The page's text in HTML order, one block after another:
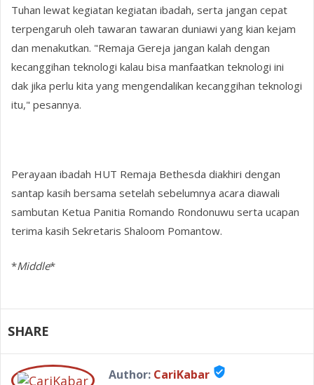
Tuhan lewat kegiatan kegiatan ibadah, serta jangan cepat
terpengaruh oleh tawaran tawaran duniawi yang kian kejam
dan menakutkan. "Remaja Gereja jangan kalah dengan
kecanggihan teknologi kalau bisa manfaatkan teknologi ini
dak jika perlu kita yang mengendalikan kecanggihan teknologi
itu," pesannya.
Perayaan ibadah HUT Remaja Bethesda diakhiri dengan
santap kasih bersama setelah sebelumnya acara diawali
sambutan Ketua Panitia Romando Rondonuwu serta ucapan
terima kasih Sekretaris Shaloom Pomantow.
*Middle*
SHARE
Author: CariKabar verified_user